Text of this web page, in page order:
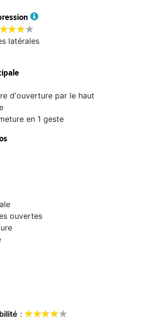


latérales
d'ouverture par le haut
en 1 geste
ouvertes
: 
